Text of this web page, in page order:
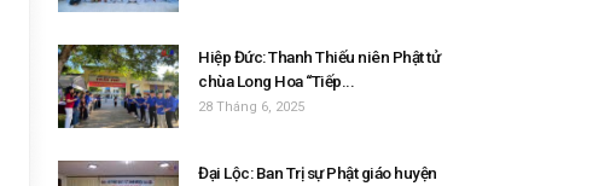
Hiệp Đức: Thanh Thiếu niên Phật tử
chùa Long Hoa “Tiếp...
28 Tháng 6, 2025
Đại Lộc: Ban Trị sự Phật giáo huyện